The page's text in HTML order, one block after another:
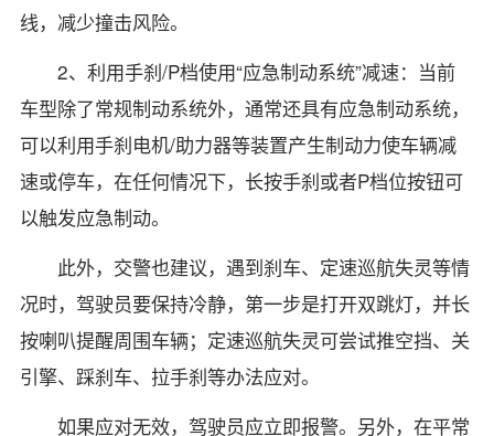
线，减少撞击风险。
2、利用手刹/P档使用“应急制动系统”减速：当前
车型除了常规制动系统外，通常还具有应急制动系统，
可以利用手刹电机/助力器等装置产生制动力使车辆减
速或停车，在任何情况下，长按手刹或者P档位按钮可
以触发应急制动。
此外，交警也建议，遇到刹车、定速巡航失灵等情
况时，驾驶员要保持冷静，第一步是打开双跳灯，并长
按喇叭提醒周围车辆；定速巡航失灵可尝试推空挡、关
引擎、踩刹车、拉手刹等办法应对。
如果应对无效，驾驶员应立即报警。另外，在平常